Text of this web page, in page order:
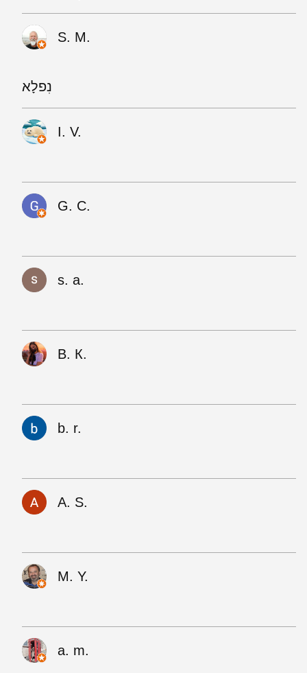
S. M.
נִפלָא
I. V.
G. C.
s. a.
В. К.
b. r.
A. S.
M. Y.
a. m.